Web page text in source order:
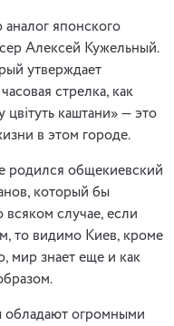
японского
Алексей Кужельный.
утверждает
стрелка, как
каштани» — это
в этом городе.
родился общекиевский
который бы
случае, если
то видимо Киев, кроме
мир знает еще и как
обладают огромными